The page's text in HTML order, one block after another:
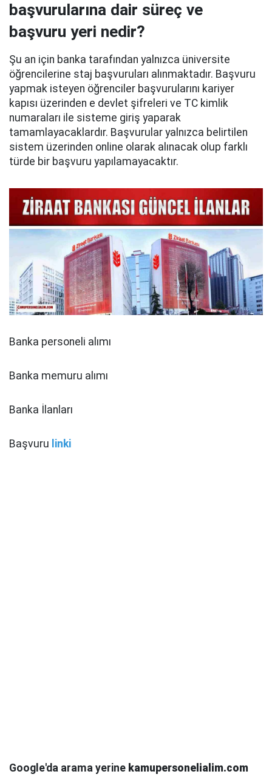
başvurularına dair süreç ve
başvuru yeri nedir?
Şu an için banka tarafından yalnızca üniversite
öğrencilerine staj başvuruları alınmaktadır. Başvuru
yapmak isteyen öğrenciler başvurularını kariyer
kapısı üzerinden e devlet şifreleri ve TC kimlik
numaraları ile sisteme giriş yaparak
tamamlayacaklardır. Başvurular yalnızca belirtilen
sistem üzerinden online olarak alınacak olup farklı
türde bir başvuru yapılamayacaktır.
Banka personeli alımı
Banka memuru alımı
Banka İlanları
Başvuru linki
Google'da arama yerine kamupersonelialim.com